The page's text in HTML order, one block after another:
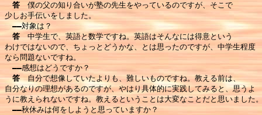
答 僕の父の知り合いが塾の先生をやっているのですが、そこで
少しお手伝いをしました。
――対象は？
答 中学生で、英語と数学ですね。英語はそんなには得意という
わけではないので、ちょっとどうかな、とは思ったのですが、中学生程度
なら問題ないですね。
――感想はどうですか？
答 自分で想像していたよりも、難しいものですね。教える前は、
自分なりの理想があるのですが、やはり具体的に実践してみると、思うよ
うに教えられないですね。教えるということは大変なことだと思いました
――秋休みは何をしようと思っていますか？